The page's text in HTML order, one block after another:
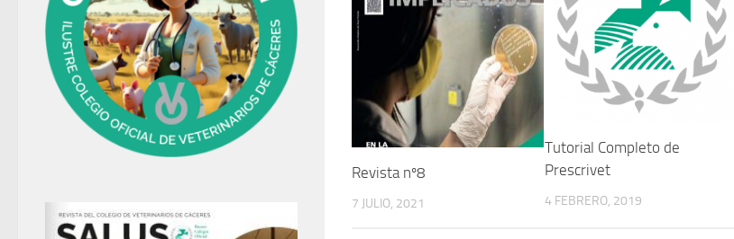
Revista nº8
7 JULIO, 2021
Tutorial Completo de
Prescrivet
4 FEBRERO, 2019